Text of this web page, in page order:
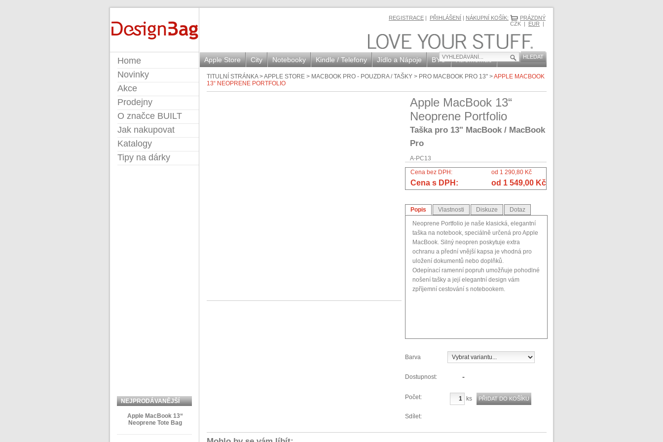
Apple Store City Notebooky Kindle / Telefony Jídlo a Nápoje BYO XtremeMac
TITULNÍ STRÁNKA>APPLE STORE > MACBOOK PRO - POUZDRA / TAŠKY > PRO MACBOOK PRO 13" >APPLE MACBOOK
13“ NEOPRENE PORTFOLIO
Apple MacBook 13“
Neoprene Portfolio
Taška pro 13" MacBook / MacBook
Pro
A-PC13
Cena bez DPH:
od 1 290,80 Kč
Cena s DPH: od 1 549,00 Kč
Popis Vlastnosti Diskuze
Dotaz
Neoprene Portfolio je naše klasická, elegantní
taška na notebook, speciálně určená pro Apple
MacBook. Silný neopren poskytuje extra
ochranu a přední vnější kapsa je vhodná pro
uložení dokumentů nebo doplňků.
Odepínací ramenní popruh umožňuje pohodlné
nošení tašky a její elegantní design vám
zpříjemní cestování s notebookem.
Barva
Dostupnost: -
Počet: ks
Sdílet:
Home
Novinky
Akce
Prodejny
O značce BUILT
Jak nakupovat
Katalogy
Tipy na dárky
NEJPRODÁVANĚJŠÍ
Apple MacBook 13“
Neoprene Tote Bag
BUILT
| NÁKUPNÍ KOŠÍK: PRÁZDNÝ
REGISTRACE | PŘIHLÁŠENÍ
CZK | EUR |